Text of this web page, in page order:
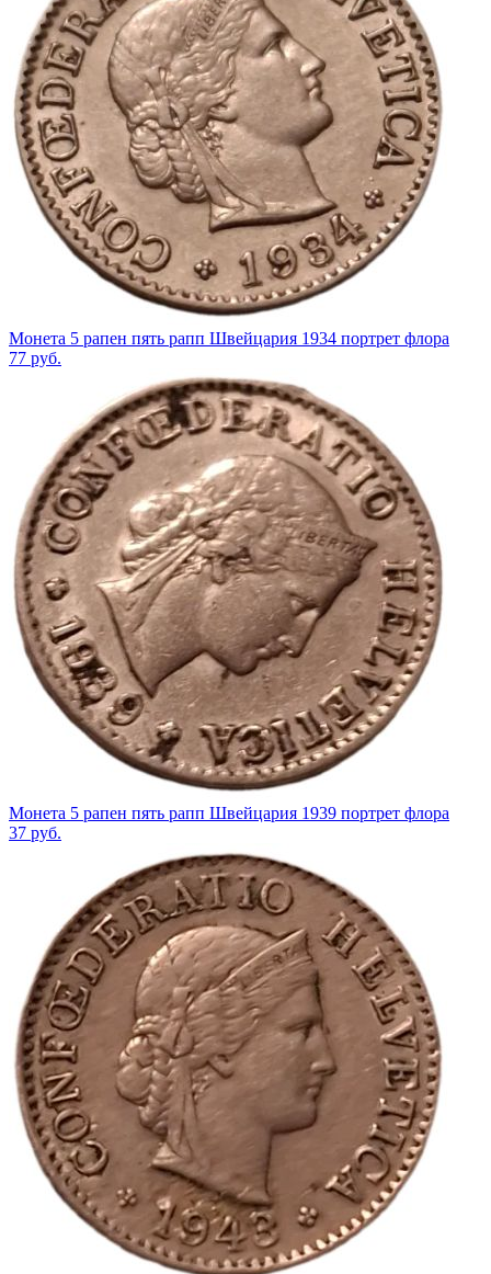
Монета 5 рапен пять рапп Швейцария 1934 портрет флора
77 руб.
Монета 5 рапен пять рапп Швейцария 1939 портрет флора
37 руб.